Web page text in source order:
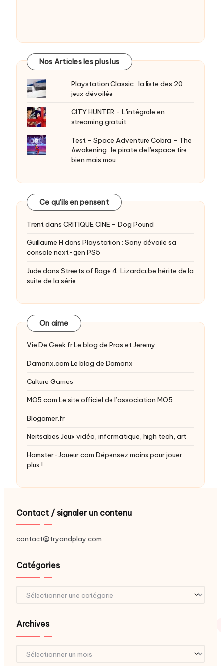
Nos Articles les plus lus
Playstation Classic : la liste des 20
jeux dévoilée
CITY HUNTER - L'intégrale en
streaming gratuit
Test - Space Adventure Cobra – The
Awakening : le pirate de l'espace tire
bien mais mou
Ce qu’ils en pensent
Trentdans CRITIQUE CINE – Dog Pound
Guillaume H dans Playstation : Sony dévoile sa
console next-gen PS5
Jude dans Streets of Rage 4: Lizardcube hérite de la
suite de la série
On aime
Vie De Geek.frLe blog de Pras et Jeremy
Damonx.com Le blog de Damonx
Culture Games
MO5.com Le site officiel de l’association MO5
Blogamer.fr
Neitsabes Jeux vidéo, informatique, high tech, art
Hamster-Joueur.com Dépensez moins pour jouer
plus !
Contact / signaler un contenu
contact@tryandplay.com
Catégories
Catégories
Archives
Archives